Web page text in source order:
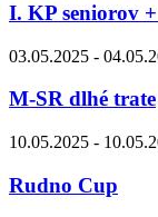
I. KP seniorov
03.05.2025 -
M-SR dlhé trate
10.05.2025 -
Rudno Cup